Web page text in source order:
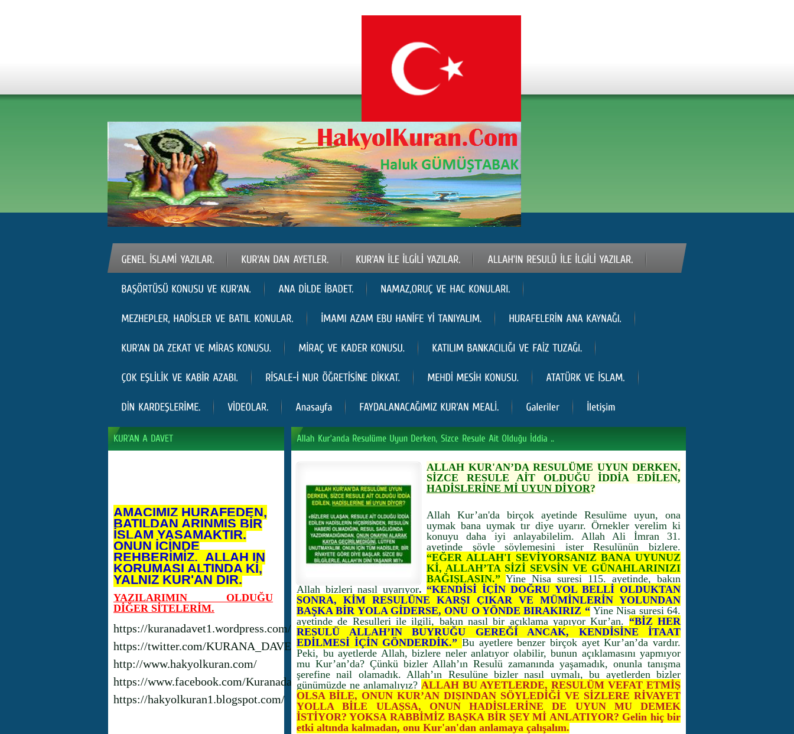
AMACIMIZ HURAFEDEN,
BATILDAN ARINMIŞ BİR
İSLAM YAŞAMAKTIR.
ONUN İÇİNDE
REHBERİMİZ, ALLAH IN
KORUMASI ALTINDA Kİ,
YALNIZ KUR'AN DIR.
YAZILARIMIN OLDUĞU
DİĞER SİTELERİM.
https://kuranadavet1.wordpress.com/
https://twitter.com/KURANA_DAVET
http://www.hakyolkuran.com/
https://www.facebook.com/Kuranadavet1/
https://hakyolkuran1.blogspot.com/
ALLAH KUR'AN’DA RESULÜME UYUN DERKEN,
SİZCE RESULE AİT OLDUĞU İDDİA EDİLEN,
HADİSLERİNE Mİ UYUN DİYOR?
Allah Kur’an'da birçok ayetinde Resulüme uyun, ona
uymak bana uymak tır diye uyarır. Örnekler verelim ki
konuyu daha iyi anlayabilelim. Allah Ali İmran 31.
ayetinde şöyle söylemesini ister Resulünün bizlere.
“EĞER ALLAH'I SEVİYORSANIZ BANA UYUNUZ
Kİ, ALLAH’TA SİZİ SEVSİN VE GÜNAHLARINIZI
BAĞIŞLASIN.” Yine Nisa suresi 115. ayetinde, bakın
Allah bizleri nasıl uyarıyor. “KENDİSİ İÇİN DOĞRU YOL BELLİ OLDUKTAN
SONRA, KİM RESULÜNE KARŞI ÇIKAR VE MÜMİNLERİN YOLUNDAN
BAŞKA BİR YOLA GİDERSE, ONU O YÖNDE BIRAKIRIZ “ Yine Nisa suresi 64.
ayetinde de Resulleri ile ilgili, bakın nasıl bir açıklama yapıyor Kur’an. “BİZ HER
RESULÜ ALLAH’IN BUYRUĞU GEREĞİ ANCAK, KENDİSİNE İTAAT
EDİLMESİ İÇİN GÖNDERDİK.” Bu ayetlere benzer birçok ayet Kur’an’da vardır.
Peki, bu ayetlerde Allah, bizlere neler anlatıyor olabilir, bunun açıklamasını yapmıyor
mu Kur’an’da? Çünkü bizler Allah’ın Resulü zamanında yaşamadık, onunla tanışma
şerefine nail olamadık. Allah’ın Resulüne bizler nasıl uymalı, bu ayetlerden bizler
günümüzde ne anlamalıyız? ALLAH BU AYETLERDE, RESULÜM VEFAT ETMİŞ
OLSA BİLE, ONUN KUR’AN DIŞINDAN SÖYLEDİĞİ VE SİZLERE RİVAYET
YOLLA BİLE ULAŞSA, ONUN HADİSLERİNE DE UYUN MU DEMEK
İSTİYOR? YOKSA RABBİMİZ BAŞKA BİR ŞEY Mİ ANLATIYOR? Gelin hiç bir
etki altında kalmadan, onu Kur'an'dan anlamaya çalışalım.